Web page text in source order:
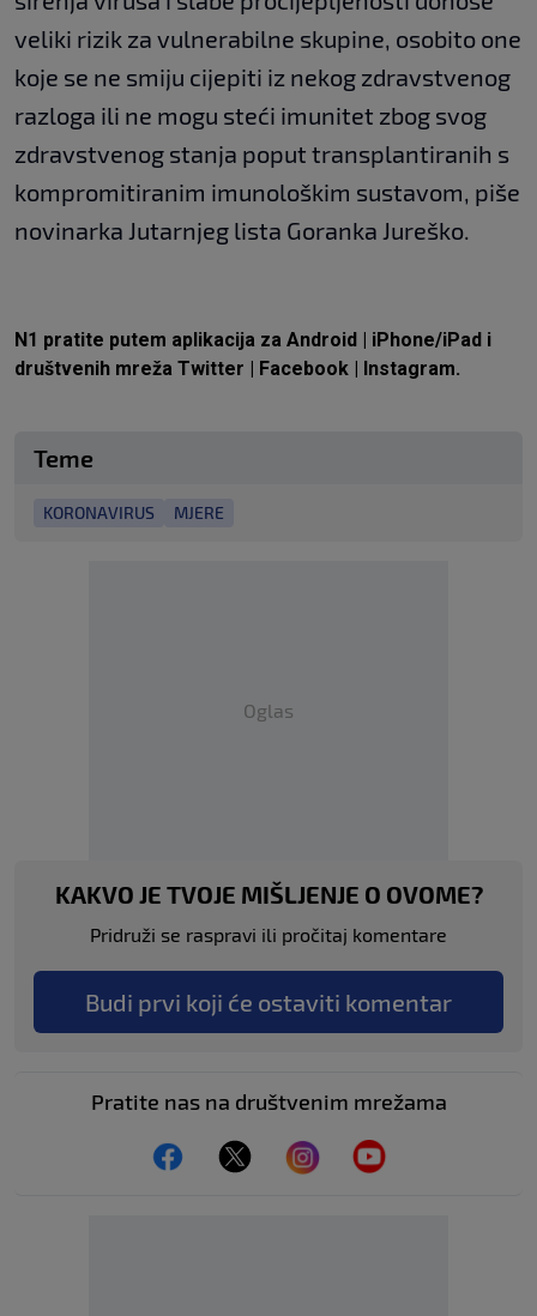
veliki rizik za vulnerabilne skupine, osobito one
koje se ne smiju cijepiti iz nekog zdravstvenog
razloga ili ne mogu steći imunitet zbog svog
zdravstvenog stanja poput transplantiranih s
kompromitiranim imunološkim sustavom, piše
novinarka Jutarnjeg lista Goranka Jureško.
N1 pratite putem aplikacija za Android iPhone/iPad i
društvenih mreža Twitter Facebook Instagram.
Teme
KORONAVIRUS MJERE
Oglas
KAKVO JE TVOJE MIŠLJENJE O OVOME?
Pridruži se raspravi ili pročitaj komentare
Budi prvi koji će ostaviti komentar
Pratite nas na društvenim mrežama